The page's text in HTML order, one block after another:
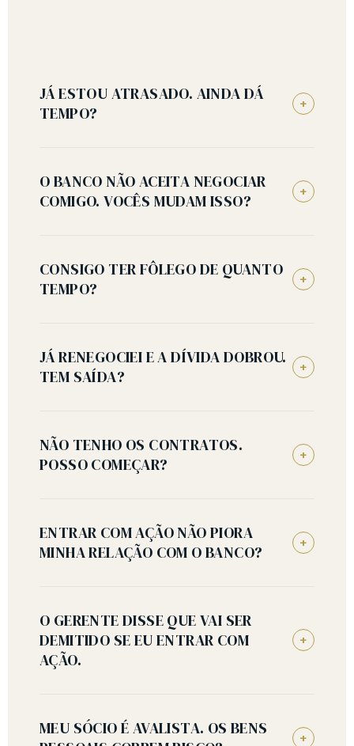
JÁ ESTOU ATRASADO. AINDA DÁ
TEMPO?
+
O BANCO NÃO ACEITA NEGOCIAR
COMIGO. VOCÊS MUDAM ISSO?
+
CONSIGO TER FÔLEGO DE QUANTO
TEMPO?
+
JÁ RENEGOCIEI E A DÍVIDA DOBROU.
TEM SAÍDA?
+
NÃO TENHO OS CONTRATOS.
POSSO COMEÇAR?
+
ENTRAR COM AÇÃO NÃO PIORA
MINHA RELAÇÃO COM O BANCO?
+
O GERENTE DISSE QUE VAI SER
DEMITIDO SE EU ENTRAR COM
AÇÃO.
+
MEU SÓCIO É AVALISTA. OS BENS
+